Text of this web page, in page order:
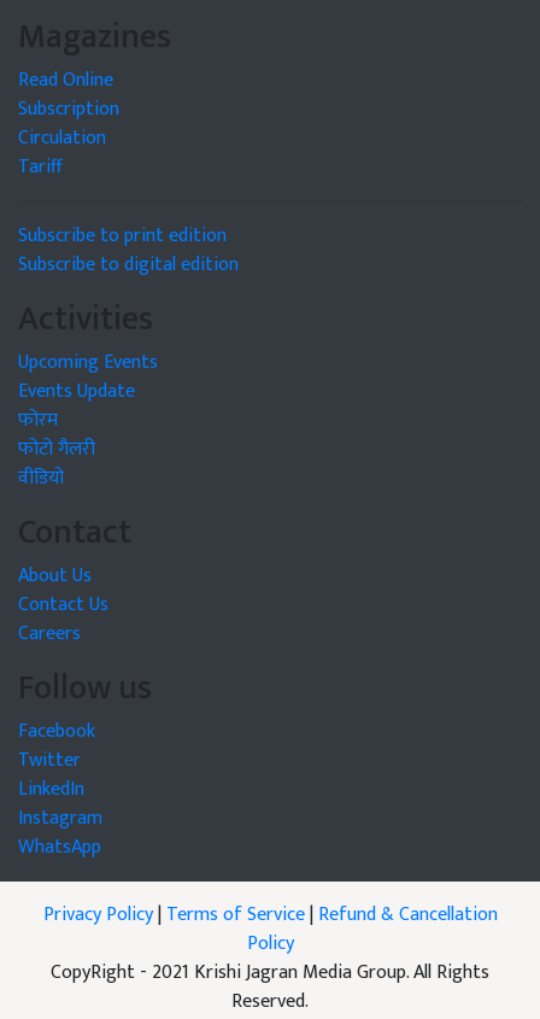
Magazines
Read Online
Subscription
Circulation
Tariff
Subscribe to print edition
Subscribe to digital edition
Activities
Upcoming Events
Events Update
फोरम
फोटो गैलरी
वीडियो
Contact
About Us
Contact Us
Careers
Follow us
Facebook
Twitter
LinkedIn
Instagram
WhatsApp
Privacy Policy|Terms of Service|Refund & Cancellation
Policy
CopyRight - 2021 Krishi Jagran Media Group. All Rights
Reserved.